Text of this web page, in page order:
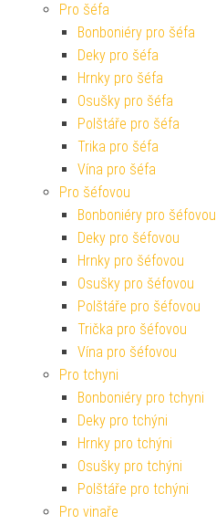
Pro šéfa
Bonboniéry pro šéfa
Deky pro šéfa
Hrnky pro šéfa
Osušky pro šéfa
Polštáře pro šéfa
Trika pro šéfa
Vína pro šéfa
Pro šéfovou
Bonboniéry pro šéfovou
Deky pro šéfovou
Hrnky pro šéfovou
Osušky pro šéfovou
Polštáře pro šéfovou
Trička pro šéfovou
Vína pro šéfovou
Pro tchyni
Bonboniéry pro tchyni
Deky pro tchýni
Hrnky pro tchýni
Osušky pro tchýni
Polštáře pro tchýni
Pro vinaře